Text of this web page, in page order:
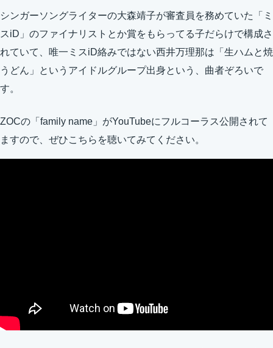
シンガーソングライターの大森靖子が審査員を務めていた「ミ
スiD」のファイナリストとか賞をもらってる子だらけで構成さ
れていて、唯一ミスiD絡みではない西井万理那は「生ハムと焼
うどん」というアイドルグループ出身という、曲者ぞろいで
す。
ZOCの「family name」がYouTubeにフルコーラス公開されて
ますので、ぜひこちらを聴いてみてください。